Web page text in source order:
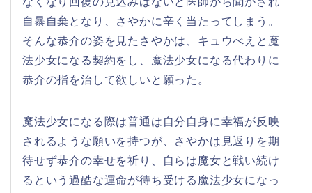
自暴自棄となり、さやかに辛く当たってしまう。
そんな恭介の姿を見たさやかは、キュウべえと魔
法少女になる契約をし、魔法少女になる代わりに
恭介の指を治して欲しいと願った。
魔法少女になる際は普通は自分自身に幸福が反映
されるような願いを持つが、さやかは見返りを期
待せず恭介の幸せを祈り、自らは魔女と戦い続け
るという過酷な運命が待ち受ける魔法少女になっ